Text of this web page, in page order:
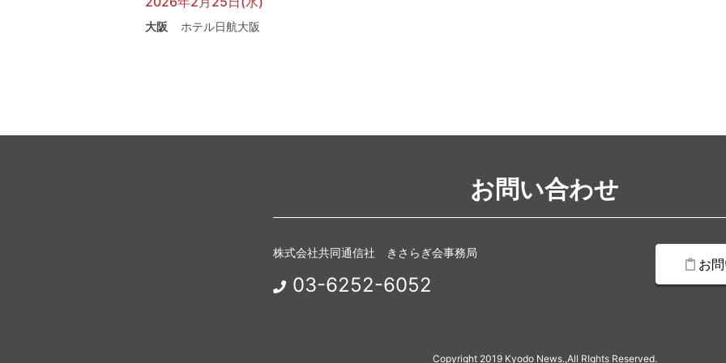
大阪 ホテル日航大阪
お問い合わせ
株式会社共同通信社 きさらぎ会事務局
03-6252-6052
お
Copyright 2019 Kyodo News.,All RIghts Reserved.